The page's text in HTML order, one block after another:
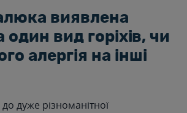
виявлена
один вид горіхів, чи
алергія на інші
дуже різноманітної